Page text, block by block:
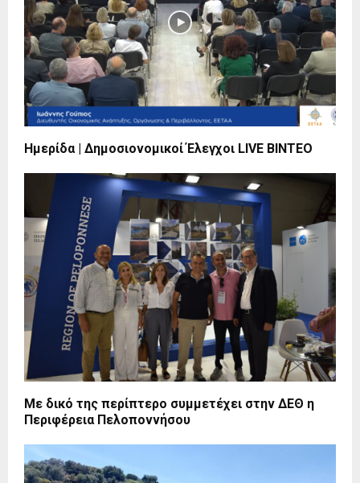
Ημερίδα | Δημοσιονομικοί Έλεγχοι LIVE BINTEO
Με δικό της περίπτερο συμμετέχει στην ΔΕΘ η
Περιφέρεια Πελοποννήσου